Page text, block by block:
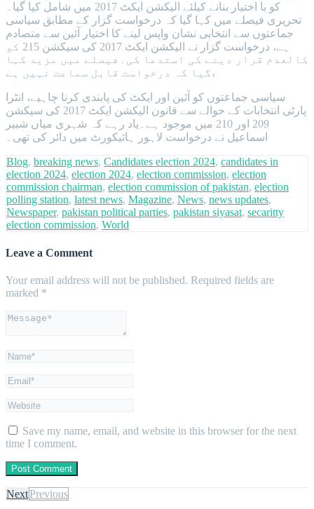
کو با اختیار بنانے کیلئے الیکشن ایکٹ 2017 میں شامل کیا گیا۔
تحریری فیصلے میں کہا گیا کہ درخواست گزار کے مطابق سیاسی
جماعتوں سے انتخابی نشان واپس لینے کا اختیار آئین سے متصادم
ہے، درخواست گزار نے الیکشن ایکٹ 2017 کی سیکشن 215 کو
کالعدم قرار دینے کی استدعا کی۔فیصلے میں مزید کہا
گیا کہ درخواست قابل سماعت نہیں ہے،
سیاسی جماعتوں کو آئین اور ایکٹ کی پابندی کرنا چاہیے، انٹرا
پارٹی انتخابات کے حوالے سے قانون الیکشن ایکٹ 2017 کی سیکشن
209 اور 210 میں موجود ہے۔یاد رہے کہ شہری میاں شبیر
اسماعیل نے درخواست لاہور ہائیکورٹ میں دائر کی تھی۔
Blog, breaking news, Candidates election 2024, candidates in
election 2024, election 2024, election commission, election
commission chairman, election commission of pakistan, election
polling station, latest news, Magazine, News, news updates,
Newspaper, pakistan political parties, pakistan siyasat, secaritty
election commission, World
Leave a Comment
Your email address will not be published. Required fields are
marked *
Save my name, email, and website in this browser for the next
time I comment.
NextPrevious